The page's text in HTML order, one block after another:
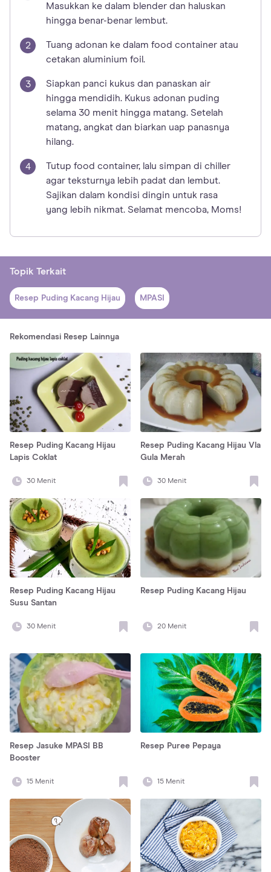
Masukkan ke dalam blender dan haluskan
hingga benar-benar lembut.
Tuang adonan ke dalam food container atau
cetakan aluminium foil.
Siapkan panci kukus dan panaskan air
hingga mendidih. Kukus adonan puding
selama 30 menit hingga matang. Setelah
matang, angkat dan biarkan uap panasnya
hilang.
Tutup food container, lalu simpan di chiller
agar teksturnya lebih padat dan lembut.
Sajikan dalam kondisi dingin untuk rasa
yang lebih nikmat. Selamat mencoba, Moms!
Topik Terkait
Resep Puding Kacang Hijau MPASI
Rekomendasi Resep Lainnya
Resep Puding Kacang Hijau
Lapis Coklat
30 Menit
Resep Puding Kacang Hijau Vla
Gula Merah
30 Menit
Resep Puding Kacang Hijau
Susu Santan
30 Menit
Resep Puding Kacang Hijau
20 Menit
Resep Jasuke MPASI BB
Booster
15 Menit
Resep Puree Pepaya
15 Menit